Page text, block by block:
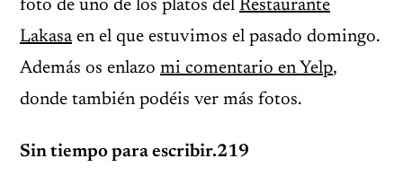
foto de uno de los platos del Restaurante
Lakasa en el que estuvimos el pasado domingo.
Además os enlazo mi comentario en Yelp,
donde también podéis ver más fotos.
Sin tiempo para escribir.219